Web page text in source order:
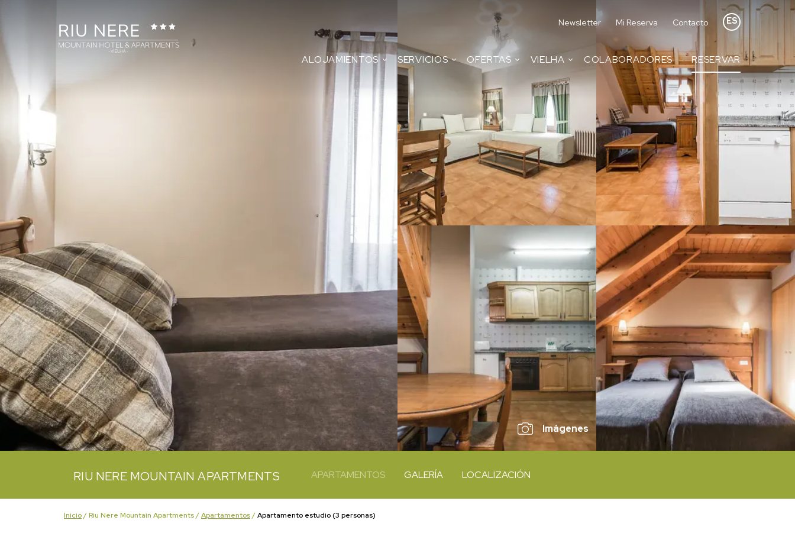
Newsletter Mi Reserva Contacto ES
ALOJAMIENTOS SERVICIOS OFERTAS VIELHA COLABORADORES RESERVAR
Imágenes
RIU NERE MOUNTAIN APARTMENTS APARTAMENTOS GALERÍA LOCALIZACIÓN
Inicio/Riu Nere Mountain Apartments/Apartamentos/Apartamento estudio (3 personas)